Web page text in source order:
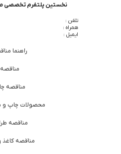
نخستین پلتفرم تخصصی
تلفن :
همراه :
ایمیل :
راهنما
مناقصه
مناقصه
محصولات چاپ و
مناقصه
مناقصه کاغذ